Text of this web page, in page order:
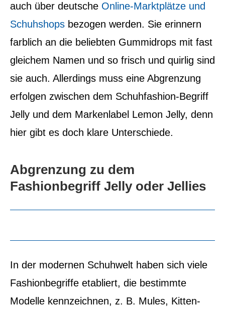
auch über deutsche Online-Marktplätze und
Schuhshops bezogen werden. Sie erinnern
farblich an die beliebten Gummidrops mit fast
gleichem Namen und so frisch und quirlig sind
sie auch. Allerdings muss eine Abgrenzung
erfolgen zwischen dem Schuhfashion-Begriff
Jelly und dem Markenlabel Lemon Jelly, denn
hier gibt es doch klare Unterschiede.
Abgrenzung zu dem
Fashionbegriff Jelly oder Jellies
In der modernen Schuhwelt haben sich viele
Fashionbegriffe etabliert, die bestimmte
Modelle kennzeichnen, z. B. Mules, Kitten-